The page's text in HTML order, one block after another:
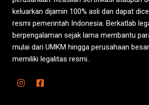
keluarkan dijamin 100% asli dan dapat
resmi pemerintah Indonesia. Berkatlab
berpengalaman sejak lama membantu
mulai dari UMKM hingga perusahaan
memiliki legalitas resmi..